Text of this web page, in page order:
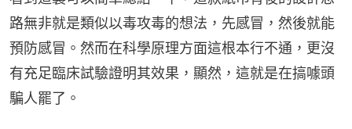
路無非就是類似以毒攻毒的想法，先感冒，然後就能
預防感冒。然而在科學原理方面這根本行不通，更沒
有充足臨床試驗證明其效果，顯然，這就是在搞噱頭
騙人罷了。